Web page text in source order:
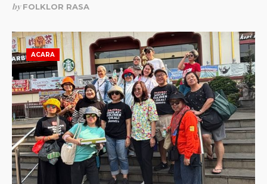
byFOLKLOR RASA
ACARA